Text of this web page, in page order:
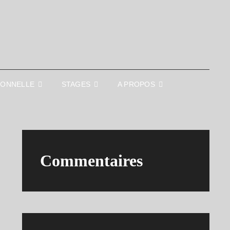
STAGES A PROPOS
Commentaires